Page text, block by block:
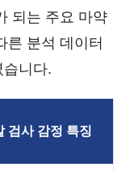
되는 주요 마약
른 분석 데이터
니다.
검사 감정 특징